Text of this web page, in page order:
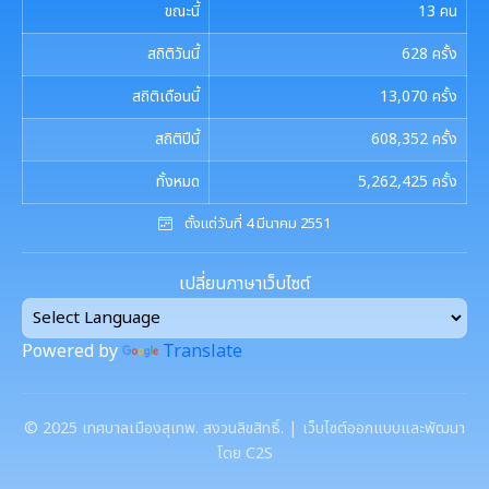
งานที่ 6 สนับสนุนในการอนุรักษ์และจัดทำฐาน
ทรัพยากร
การจัดการพื้นที่สีเขียวในเมือง
การบริหารความเสี่ยง
การเรียกประชุมสภาฯ
การนัดประชุมสภาฯ
ประกาศสภาฯเทศบาลเมืองสุเทพ
กำหนดสมัยประชุม
แผนงานท่องเที่ยว
แผนประชาสัมพันธ์
คู่มือปฏิบัติงานประชาสัมพันธ์
เอกสารประชาสัมพันธ์
เอกสารประชาสัมพันธ์กองการศึกษา
เอกสารประชาสัมพันธ์กองคลัง
เอกสารประชาสัมพันธ์กองสาธารณสุขและสิ่งแวดล้อม
เอกสารประชาสัมพันธ์กองสวัสดิการสังคม
พระราชกรณียกิจในหลวง รัชกาลที่ 9
เอกสารประชาสัมพันธ์การเลือกตั้ง
รวบรวมวีดิทัศน์และสื่อประชาสัมพันธ์อาเซียนปี ๒๕๖๒
ดาวน์โหลดเอกสาร
เอกสารดาวน์โหลด: สำนักปลัดเทศบาล
เอกสารดาวน์โหลด: กองคลัง
เอกสารดาวน์โหลด: กองช่าง
เอกสารดาวน์โหลด: กองสวัสดิการสังคม
เอกสารดาวน์โหลด: กองการศึกษาฯ
ภาษีที่ดินและสิ่งปลูกสร้าง
พรบ./กฎหมาย เอกสารประชาสัมพันธ์
แบบบัญชีรายการที่ดินและสิ่งปลูกสร้าง ภ.ด.ส.3
แบบบัญชีรายการที่ดินฯ (ห้องชุด) ภ.ด.ส.4
บัญชีราคาประเมินทุนทรัพย์ (ห้องชุด) ภ.ด.ส.2
ประเมินความพึงพอใจต่อการให้บริการ เทศบาลเมืองสุเทพ
แบบฟอร์มการรับฟังความคิดเห็นของประชาชน
ศูนย์ข้อมูลข่าวสาร
การเลือกตั้งท้องถิ่น
ขณะนี้ 13 คน
สถิติวันนี้
628 ครั้ง
สถิติเดือนนี้
13,070 ครั้ง
สถิติปีนี้
608,352ครั้ง
ทั้งหมด
5,262,425 ครั้ง
ตั้งแต่วันที่ 4 มีนาคม 2551
เปลี่ยนภาษาเว็บไซต์
Powered by Translate
© 2025 เทศบาลเมืองสุเทพ. สงวนลิขสิทธิ์. | เว็บไซต์ออกแบบและพัฒนา
โดย C2S